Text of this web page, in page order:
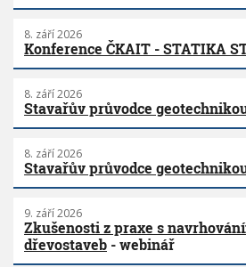
8. září 2026
Konference ČKAIT - STATIKA
8. září 2026
Stavařův průvodce
8. září 2026
Stavařův průvodce
9. září 2026
Zkušenosti z praxe s
dřevostaveb - webinář